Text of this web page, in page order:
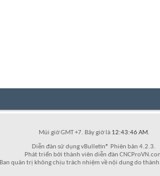
Múi giờ GMT +7. Bây giờ là 12:43:46 AM.
Diễn đàn sử dụng vBulletin® Phiên bản 4.2.3.
Phát triển bởi thành viên diễn đàn
Ban quản trị không chịu trách nhiệm về nội dung do thành